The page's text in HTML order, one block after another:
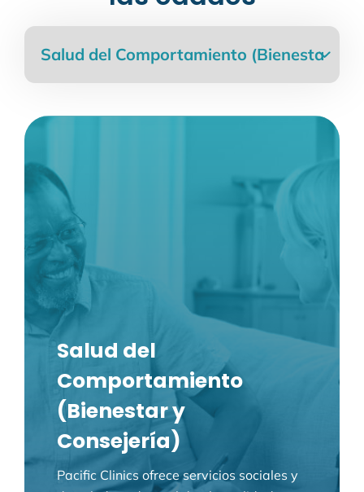
Salud del
Comportamiento
(Bienestar y
Consejería)
Pacific Clinics ofrece servicios sociales y